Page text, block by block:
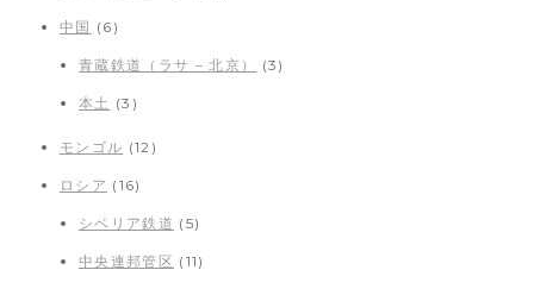
中国 (6)
青蔵鉄道（ラサ – 北京） (3)
本土 (3)
モンゴル (12)
ロシア (16)
シベリア鉄道 (5)
中央連邦管区 (11)